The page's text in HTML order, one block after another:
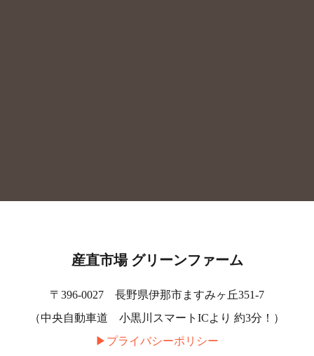
産直市場 グリーンファーム
〒396-0027 長野県伊那市ますみヶ丘351-7
（中央自動車道 小黒川スマートICより 約3分！）
▶︎プライバシーポリシー